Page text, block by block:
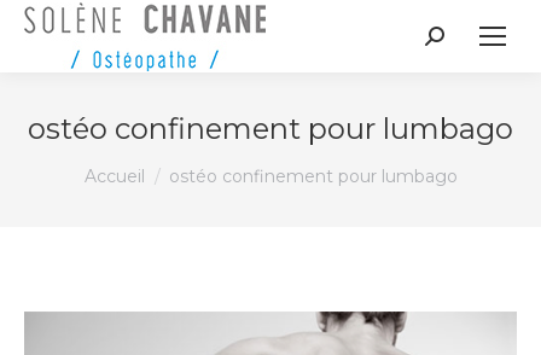
Recherche
ostéo confinement pour lumbago
Vous êtes ici :
Accueil ostéo confinement pour lumbago